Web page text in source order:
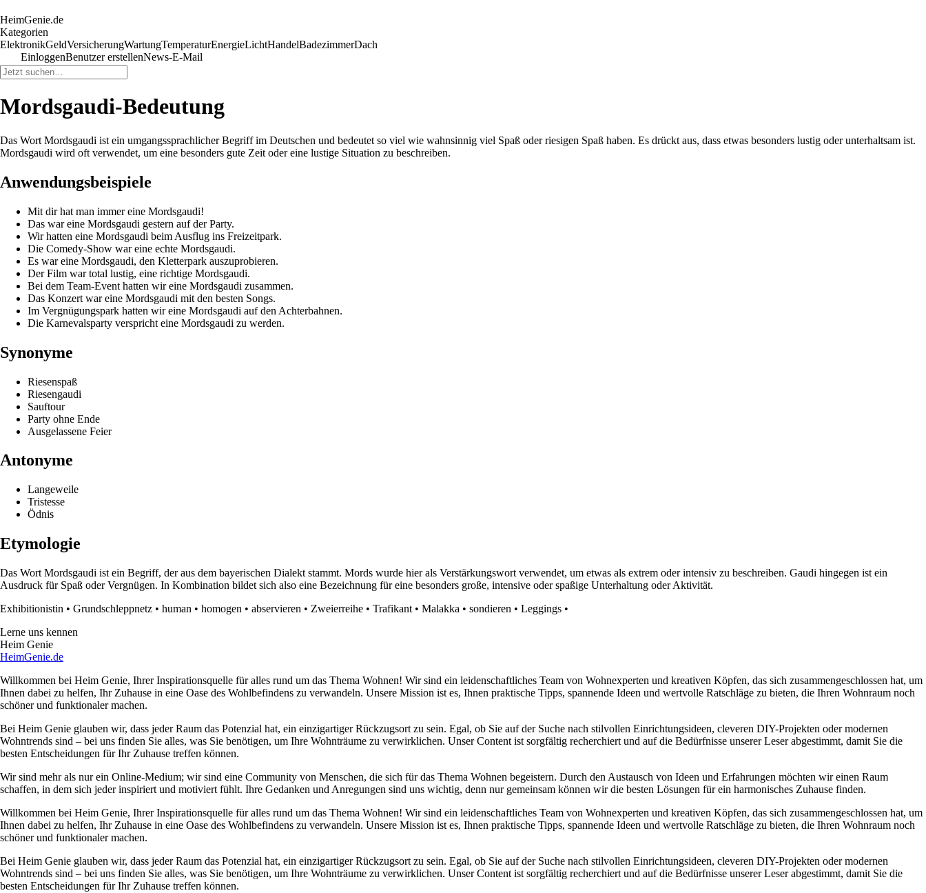
HeimGenie.de
Kategorien
ElektronikGeldVersicherungWartungTemperaturEnergieLichtHandelBadezimmerDach
EinloggenBenutzer erstellenNews-E-Mail
Mordsgaudi-Bedeutung
Das Wort Mordsgaudi ist ein umgangssprachlicher Begriff im Deutschen und bedeutet so viel wie wahnsinnig viel Spaß oder riesigen Spaß haben. Es drückt aus, dass etwas besonders lustig oder unterhaltsam ist.
Mordsgaudi wird oft verwendet, um eine besonders gute Zeit oder eine lustige Situation zu beschreiben.
Anwendungsbeispiele
Mit dir hat man immer eine Mordsgaudi!
Das war eine Mordsgaudi gestern auf der Party.
Wir hatten eine Mordsgaudi beim Ausflug ins Freizeitpark.
Die Comedy-Show war eine echte Mordsgaudi.
Es war eine Mordsgaudi, den Kletterpark auszuprobieren.
Der Film war total lustig, eine richtige Mordsgaudi.
Bei dem Team-Event hatten wir eine Mordsgaudi zusammen.
Das Konzert war eine Mordsgaudi mit den besten Songs.
Im Vergnügungspark hatten wir eine Mordsgaudi auf den Achterbahnen.
Die Karnevalsparty verspricht eine Mordsgaudi zu werden.
Synonyme
Riesenspaß
Riesengaudi
Sauftour
Party ohne Ende
Ausgelassene Feier
Antonyme
Langeweile
Tristesse
Ödnis
Etymologie
Das Wort Mordsgaudi ist ein Begriff, der aus dem bayerischen Dialekt stammt. Mords wurde hier als Verstärkungswort verwendet, um etwas als extrem oder intensiv zu beschreiben. Gaudi hingegen ist ein
Ausdruck für Spaß oder Vergnügen. In Kombination bildet sich also eine Bezeichnung für eine besonders große, intensive oder spaßige Unterhaltung oder Aktivität.
Exhibitionistin • Grundschleppnetz • human • homogen • abservieren • Zweierreihe • Trafikant • Malakka • sondieren • Leggings •
Lerne uns kennen
Heim Genie
HeimGenie.de
Willkommen bei Heim Genie, Ihrer Inspirationsquelle für alles rund um das Thema Wohnen! Wir sind ein leidenschaftliches Team von Wohnexperten und kreativen Köpfen, das sich zusammengeschlossen hat, um
Ihnen dabei zu helfen, Ihr Zuhause in eine Oase des Wohlbefindens zu verwandeln. Unsere Mission ist es, Ihnen praktische Tipps, spannende Ideen und wertvolle Ratschläge zu bieten, die Ihren Wohnraum noch
schöner und funktionaler machen.
Bei Heim Genie glauben wir, dass jeder Raum das Potenzial hat, ein einzigartiger Rückzugsort zu sein. Egal, ob Sie auf der Suche nach stilvollen Einrichtungsideen, cleveren DIY-Projekten oder modernen
Wohntrends sind – bei uns finden Sie alles, was Sie benötigen, um Ihre Wohnträume zu verwirklichen. Unser Content ist sorgfältig recherchiert und auf die Bedürfnisse unserer Leser abgestimmt, damit Sie die
besten Entscheidungen für Ihr Zuhause treffen können.
Wir sind mehr als nur ein Online-Medium; wir sind eine Community von Menschen, die sich für das Thema Wohnen begeistern. Durch den Austausch von Ideen und Erfahrungen möchten wir einen Raum
schaffen, in dem sich jeder inspiriert und motiviert fühlt. Ihre Gedanken und Anregungen sind uns wichtig, denn nur gemeinsam können wir die besten Lösungen für ein harmonisches Zuhause finden.
Willkommen bei Heim Genie, Ihrer Inspirationsquelle für alles rund um das Thema Wohnen! Wir sind ein leidenschaftliches Team von Wohnexperten und kreativen Köpfen, das sich zusammengeschlossen hat, um
Ihnen dabei zu helfen, Ihr Zuhause in eine Oase des Wohlbefindens zu verwandeln. Unsere Mission ist es, Ihnen praktische Tipps, spannende Ideen und wertvolle Ratschläge zu bieten, die Ihren Wohnraum noch
schöner und funktionaler machen.
Bei Heim Genie glauben wir, dass jeder Raum das Potenzial hat, ein einzigartiger Rückzugsort zu sein. Egal, ob Sie auf der Suche nach stilvollen Einrichtungsideen, cleveren DIY-Projekten oder modernen
Wohntrends sind – bei uns finden Sie alles, was Sie benötigen, um Ihre Wohnträume zu verwirklichen. Unser Content ist sorgfältig recherchiert und auf die Bedürfnisse unserer Leser abgestimmt, damit Sie die
besten Entscheidungen für Ihr Zuhause treffen können.